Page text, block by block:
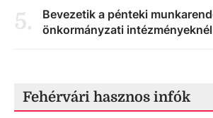
5.
Bevezetik a pénteki
önkormányzati
Fehérvári hasznos infók